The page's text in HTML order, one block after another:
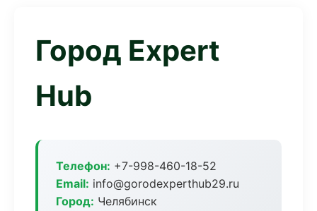
Город Expert
Hub
Телефон: +7-998-460-18-52
Email: info@gorodexperthub29.ru
Город: Челябинск